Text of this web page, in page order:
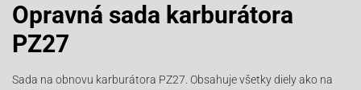
Opravná sada karburátora
PZ27
Sada na obnovu karburátora PZ27. Obsahuje všetky diely ako na